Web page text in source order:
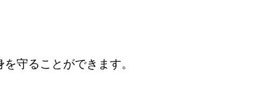
守ることができます。